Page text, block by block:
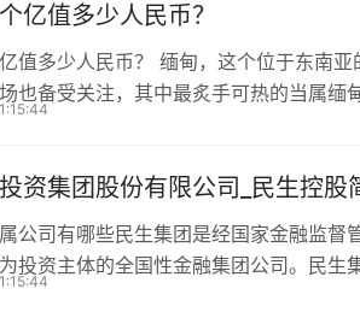
亿值多少人民币？
值多少人民币？ 缅甸，这个位于东南
也备受关注，其中最炙手可热的当属缅
资集团股份有限公司_民生控股
公司有哪些民生集团是经国家金融监
投资主体的全国性金融集团公司。民生